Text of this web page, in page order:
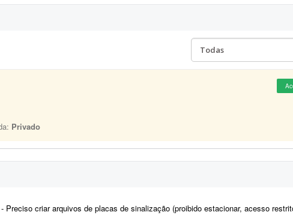
Privado
- Preciso criar arquivos de placas de sinalização (proibido estacionar, acesso restrito, etc.) e, a partir desses arquivos, gerar imagens para anúncios em marketplaces.